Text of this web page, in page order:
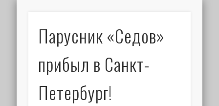
Парусник «Седов»
прибыл в Санкт-
Петербург!